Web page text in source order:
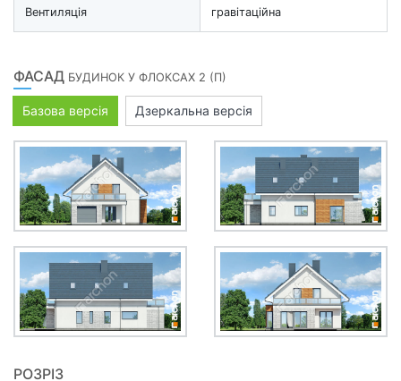
Вентиляція гравітаційна
ФАСАД БУДИНОК У ФЛОКСАХ 2 (П)
Базова версія Дзеркальна версія
РОЗРІЗ